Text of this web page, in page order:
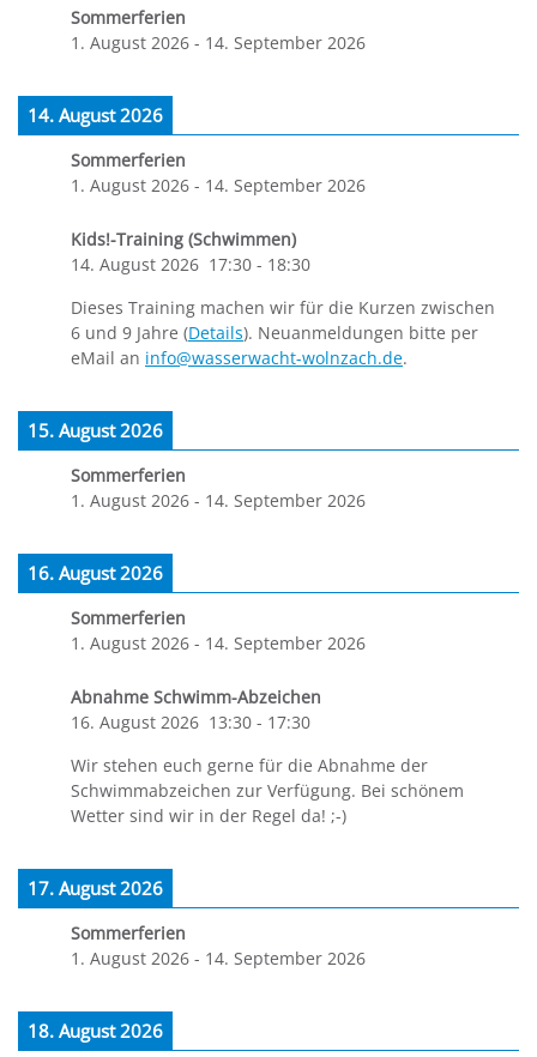
Sommerferien
1. August 2026 - 14. September 2026
14. August 2026
Sommerferien
1. August 2026 - 14. September 2026
Kids!-Training (Schwimmen)
14. August 2026 17:30 - 18:30
Dieses Training machen wir für die Kurzen zwischen
6 und 9 Jahre (Details). Neuanmeldungen bitte per
eMail an info@wasserwacht-wolnzach.de.
15. August 2026
Sommerferien
1. August 2026 - 14. September 2026
16. August 2026
Sommerferien
1. August 2026 - 14. September 2026
Abnahme Schwimm-Abzeichen
16. August 2026 13:30 - 17:30
Wir stehen euch gerne für die Abnahme der
Schwimmabzeichen zur Verfügung. Bei schönem
Wetter sind wir in der Regel da! ;-)
17. August 2026
Sommerferien
1. August 2026 - 14. September 2026
18. August 2026